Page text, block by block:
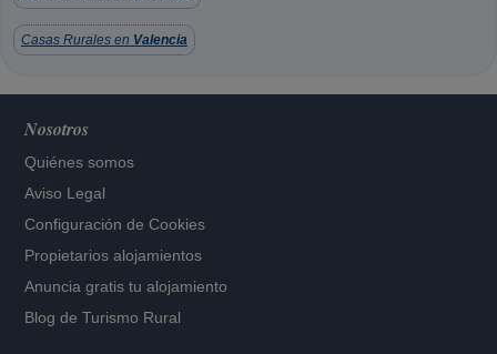
Casas Rurales en Valencia
Nosotros
Quiénes somos
Aviso Legal
Configuración de Cookies
Propietarios alojamientos
Anuncia gratis tu alojamiento
Blog de Turismo Rural